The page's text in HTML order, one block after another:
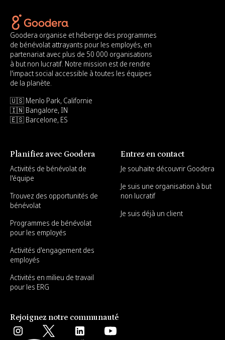
Goodera organise et héberge des programmes
de bénévolat attrayants pour les employés, en
partenariat avec plus de 50 000 organisations
à but non lucratif. Notre mission est de rendre
l'impact social accessible à toutes les équipes
de la planète.
🇺🇸 Menlo Park, Californie
🇮🇳 Bangalore, IN
🇪🇸 Barcelone, ES
Planifiez avec Goodera
Activités de bénévolat de
l'équipe
Trouvez des opportunités de
bénévolat
Programmes de bénévolat
pour les employés
Activités d'engagement des
employés
Activités en milieu de travail
pour les ERG
Entrez en contact
Je souhaite découvrir Goodera
Je suis une organisation à but
non lucratif
Je suis déjà un client
Rejoignez notre communauté